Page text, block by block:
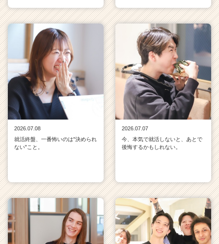
2026.07.08
就活終盤、一番怖いのは"決められ
ない"こと。
2026.07.07
今、本気で就活しないと、あとで
後悔するかもしれない。